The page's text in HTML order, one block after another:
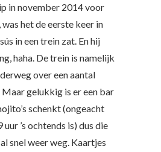
in november 2014 voor
het de eerste keer in
in een trein zat. En hij
haha. De trein is namelijk
over een aantal
gelukkig is er een bar
schenkt (ongeacht
’s ochtends is) dus die
snel weer weg. Kaartjes